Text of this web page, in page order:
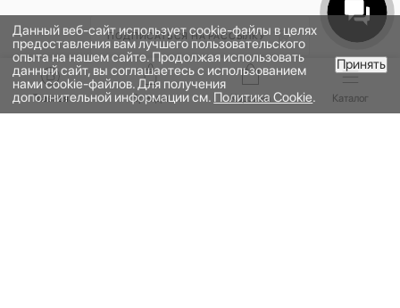
В КОРЗИНУ
ПОДПИСАТЬСЯ НА РАССЫЛКУ
ПОЛИТИКА КОНФИДЕНЦИАЛЬНОСТИ
ПУБЛИЧНАЯ ОФЕРТА
Данный веб-сайт использует cookie-файлы в целях
предоставления вам лучшего пользовательского
опыта на нашем сайте. Продолжая использовать
данный сайт, вы соглашаетесь с использованием
нами cookie-файлов. Для получения
дополнительной информации см. Политика Cookie.
Принять
Главная Бренды Корзина Каталог